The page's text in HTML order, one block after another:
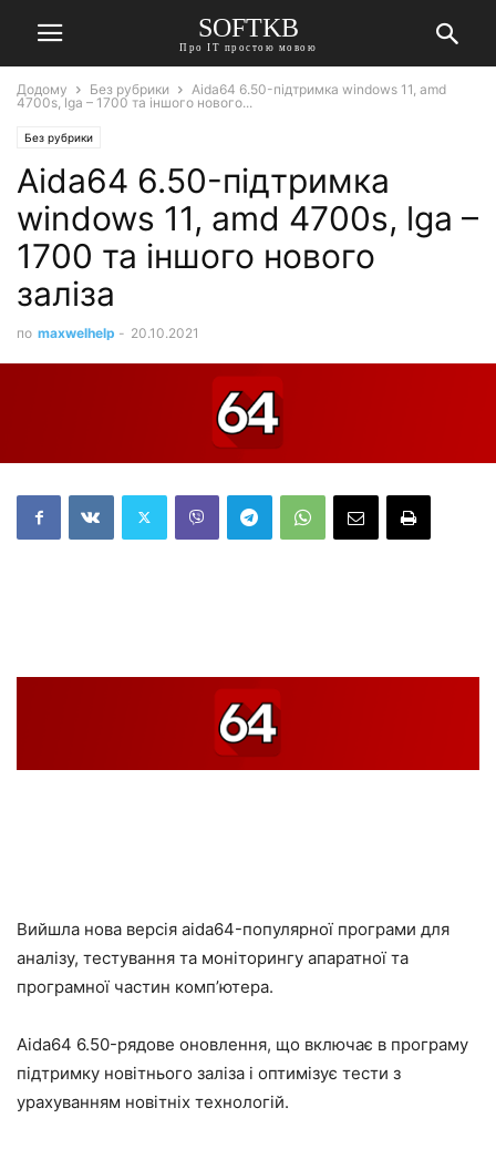
SOFTKB
Про ІТ простою мовою
Додому Без рубрики
Aida64 6.50-підтримка windows 11, amd
4700s, lga – 1700 та іншого нового...
Без рубрики
Aida64 6.50-підтримка
windows 11, amd 4700s, lga –
1700 та іншого нового
заліза
по maxwelhelp - 20.10.2021
Вийшла нова версія aida64-популярної програми для
аналізу, тестування та моніторингу апаратної та
програмної частин комп’ютера.
Aida64 6.50-рядове оновлення, що включає в програму
підтримку новітнього заліза і оптимізує тести з
урахуванням новітніх технологій.